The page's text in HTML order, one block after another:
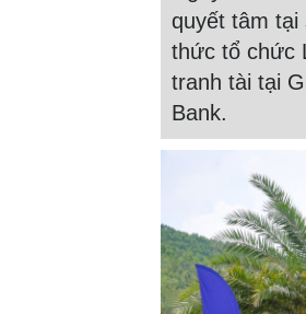
quyết tâm tại
thức tổ chức
tranh tài tại
Bank.